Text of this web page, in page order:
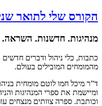
הקורס שלי לתואר
מנהיגות. חדשנות. השראה.
כתבות, כלי ניהול ודברים חדשים
מהמומחים המובילים בעולם.
ד”ר מיכל חמו לוטם מומחית
ומיישמת את ספרי המנהיגות
וכותבת. ספרה צוותים מנצחים